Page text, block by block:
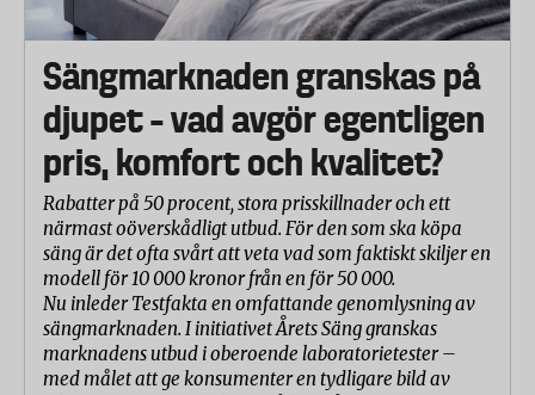
Sängmarknaden granskas på
djupet – vad avgör egentligen
pris, komfort och kvalitet?
Rabatter på 50 procent, stora prisskillnader och ett
närmast oöverskådligt utbud. För den som ska köpa
säng är det ofta svårt att veta vad som faktiskt skiljer en
modell för 10 000 kronor från en för 50 000.
Nu inleder Testfakta en omfattande genomlysning av
sängmarknaden. I initiativet Årets Säng granskas
marknadens utbud i oberoende laboratorietester –
med målet att ge konsumenter en tydligare bild av